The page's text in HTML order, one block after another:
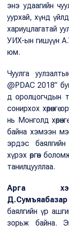
энэ удаагийн
уурхай, хүнд
хариуцлагатай
УИХ-ын гишүүн
юм.
Чуулга
@PDAC 2018”
д оролцогчдын
сонирхох
нь Монголд
байна хэмээн
эрдэс баялгийн
хүрэх өргөн
танилцууллаа.
Арга
Д.Сумъяабазар
баялгийн үр
зорьж байна.